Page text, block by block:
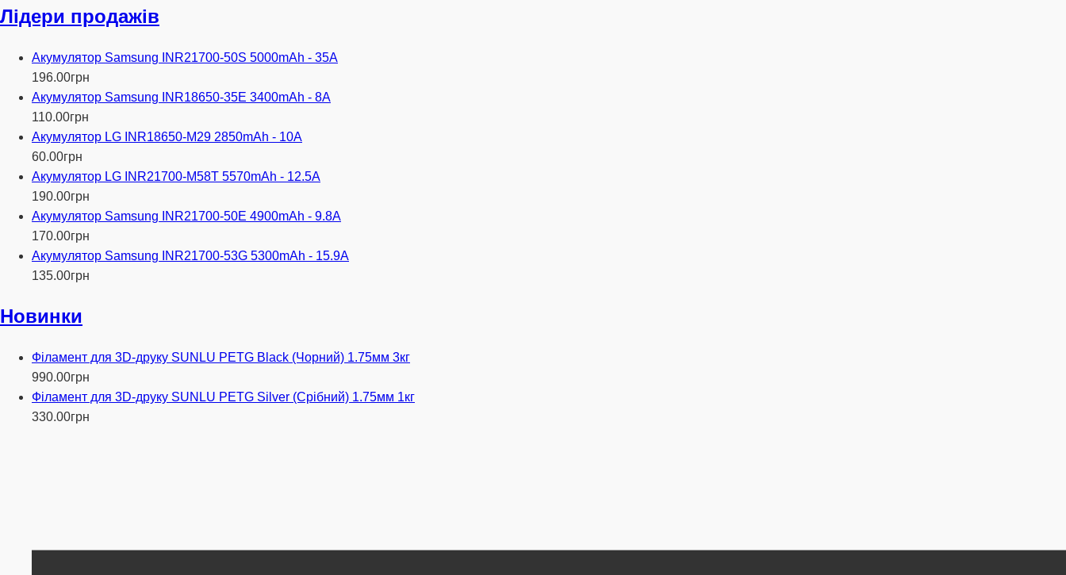
Лідери продажів
Акумулятор Samsung INR21700-50S 5000mAh - 35A
196.00грн
Акумулятор Samsung INR18650-35E 3400mAh - 8A
110.00грн
Акумулятор LG INR18650-M29 2850mAh - 10A
60.00грн
Акумулятор LG INR21700-M58T 5570mAh - 12.5A
190.00грн
Акумулятор Samsung INR21700-50E 4900mAh - 9.8A
170.00грн
Акумулятор Samsung INR21700-53G 5300mAh - 15.9A
135.00грн
Новинки
Філамент для 3D-друку SUNLU PETG Black (Чорний) 1.75мм 3кг
990.00грн
Філамент для 3D-друку SUNLU PETG Silver (Срібний) 1.75мм 1кг
330.00грн